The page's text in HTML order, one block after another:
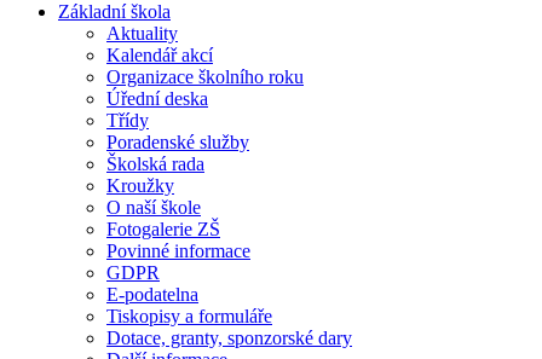
Základní škola
Aktuality
Kalendář akcí
Organizace školního roku
Úřední deska
Třídy
Poradenské služby
Školská rada
Kroužky
O naší škole
Fotogalerie ZŠ
Povinné informace
GDPR
E-podatelna
Tiskopisy a formuláře
Dotace, granty, sponzorské dary